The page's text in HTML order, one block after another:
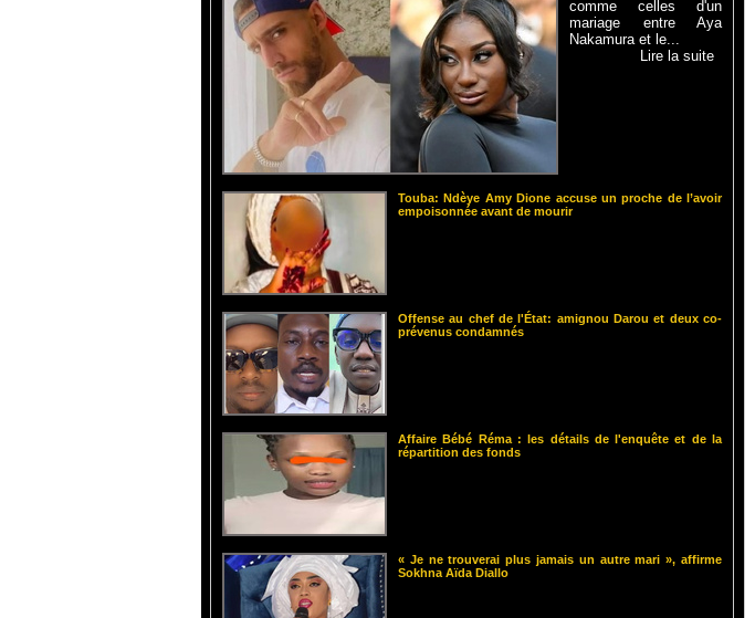
comme celles d'un
mariage entre Aya
Nakamura et le...
Lire la suite
Touba: Ndèye Amy Dione accuse un proche de l’avoir
empoisonnée avant de mourir
Offense au chef de l'État: amignou Darou et deux co-
prévenus condamnés
Affaire Bébé Réma : les détails de l'enquête et de la
répartition des fonds
« Je ne trouverai plus jamais un autre mari », affirme
Sokhna Aïda Diallo